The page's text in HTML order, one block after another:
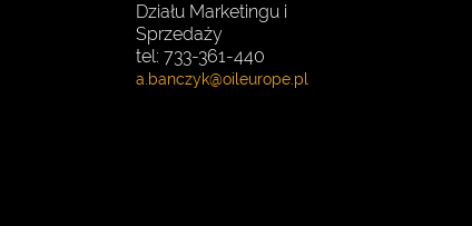
Działu Marketingu i
Sprzedaży
tel: 733-361-440